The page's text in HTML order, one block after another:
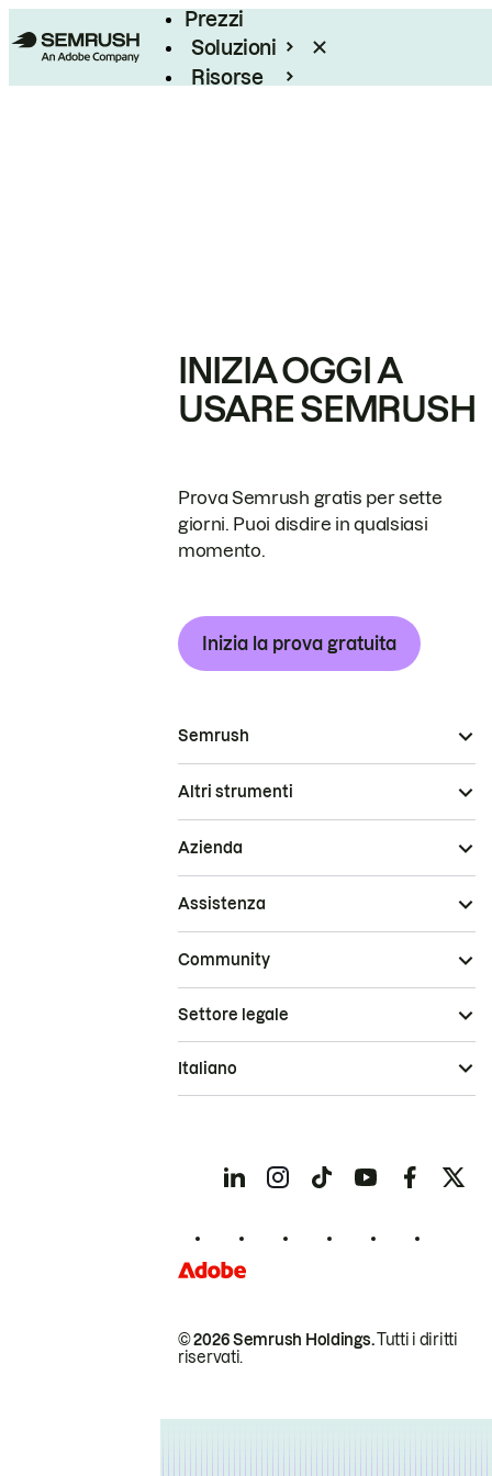
Prezzi
Soluzioni
Risorse
INIZIA OGGI A
USARE SEMRUSH
Prova Semrush gratis per sette
giorni. Puoi disdire in qualsiasi
momento.
Inizia la prova gratuita
Semrush
Altri strumenti
Azienda
Assistenza
Community
© 2026 Semrush Holdings.Tutti i diritti
riservati.
Settore legale
Italiano